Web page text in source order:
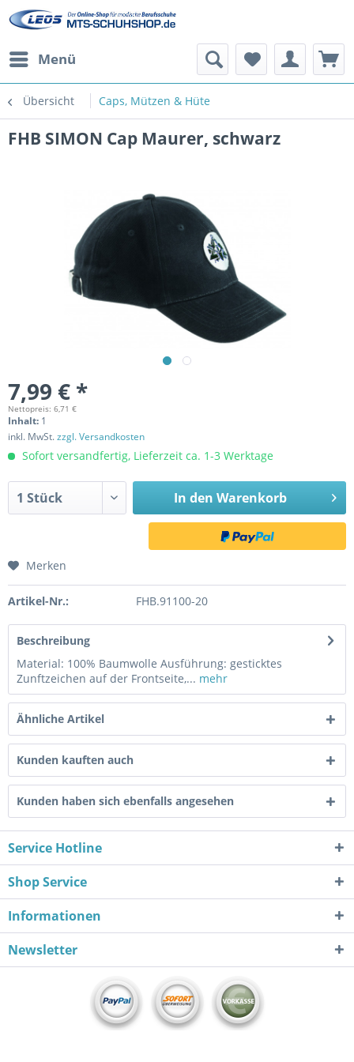
Menü
Übersicht Caps, Mützen & Hüte
FHB SIMON Cap Maurer, schwarz
7,99 € *
Nettopreis: 6,71 €
Inhalt: 1
inkl. MwSt.zzgl. Versandkosten
Sofort versandfertig, Lieferzeit ca. 1-3 Werktage
In den Warenkorb
Merken
Artikel-Nr.: FHB.91100-20
Beschreibung
Material: 100% Baumwolle Ausführung: gesticktes
Zunftzeichen auf der Frontseite,... mehr
Ähnliche Artikel
Kunden kauften auch
Kunden haben sich ebenfalls angesehen
Service Hotline
Shop Service
Informationen
Newsletter